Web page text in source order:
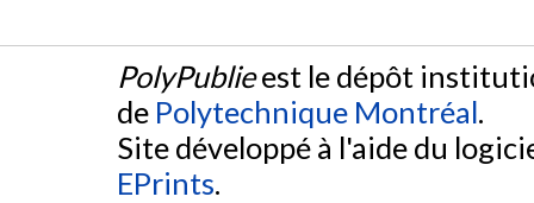
PolyPublieest le dépôt
de Polytechnique Montréal.
Site développé à l'aide du
EPrints.